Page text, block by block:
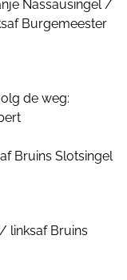
Nassausingel /
Burgemeester
de weg:
Bruins Slotsingel
linksaf Bruins